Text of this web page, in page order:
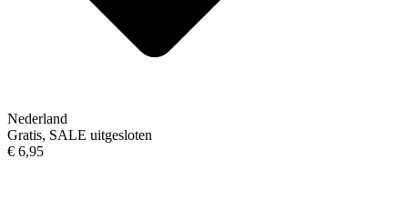
Nederland
Gratis, SALE uitgesloten
€ 6,95